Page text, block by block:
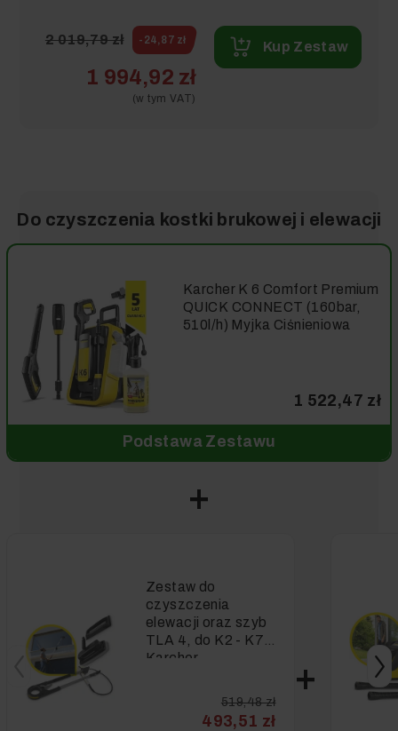
2 019,79 zł -24,87 zł
1 994,92 zł
(w tym VAT)
Kup Zestaw
Do czyszczenia kostki brukowej i elewacji
Karcher K 6 Comfort Premium
QUICK CONNECT (160bar,
510l/h) Myjka Ciśnieniowa
1 522,47 zł
Podstawa Zestawu
Zestaw do
czyszczenia
elewacji oraz szyb
TLA 4, do K2 - K7,
Karcher
519,48 zł
493,51 zł